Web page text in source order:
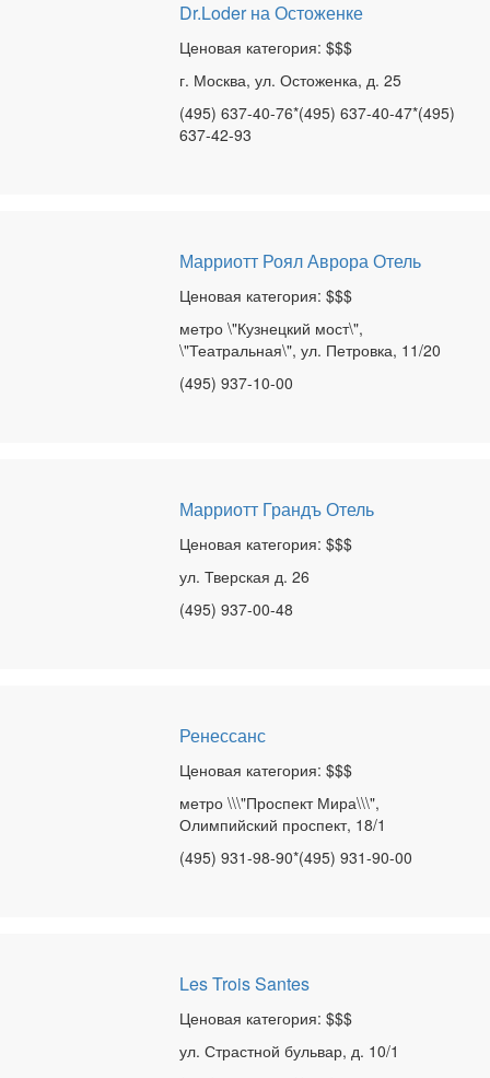
Dr.Loder на Остоженке
Ценовая категория: $$$
г. Москва, ул. Остоженка, д. 25
(495) 637-40-76*(495) 637-40-47*(495)
637-42-93
Марриотт Роял Аврора Отель
Ценовая категория: $$$
метро \"Кузнецкий мост\",
\"Театральная\", ул. Петровка, 11/20
(495) 937-10-00
Марриотт Грандъ Отель
Ценовая категория: $$$
ул. Тверская д. 26
(495) 937-00-48
Ренессанс
Ценовая категория: $$$
метро \\\"Проспект Мира\\\",
Олимпийский проспект, 18/1
(495) 931-98-90*(495) 931-90-00
Les Trois Santes
Ценовая категория: $$$
ул. Страстной бульвар, д. 10/1